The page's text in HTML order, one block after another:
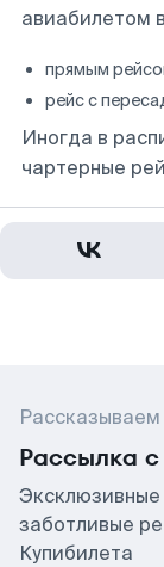
авиабилетом
прямым
рейс с
Иногда в
чартерные
Рассылка
заботливые
Купибилета